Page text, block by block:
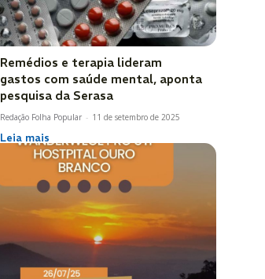
Remédios e terapia lideram
gastos com saúde mental, aponta
pesquisa da Serasa
Redação Folha Popular - 11 de setembro de 2025
Leia mais